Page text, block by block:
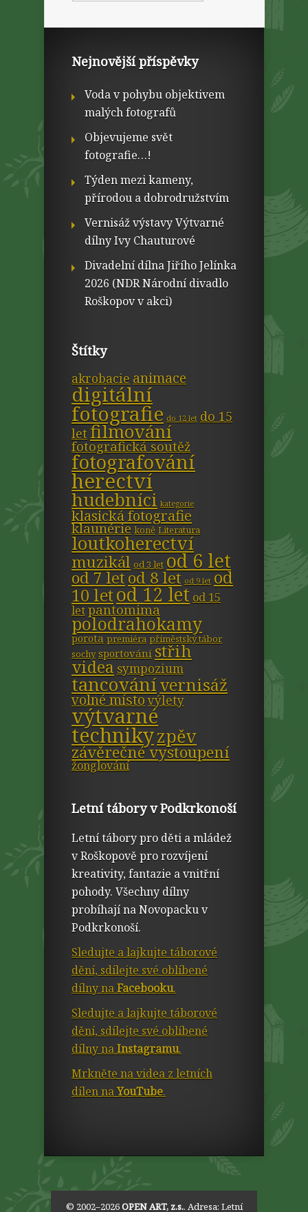
Nejnovější příspěvky
Voda v pohybu objektivem
malých fotografů
Objevujeme svět
fotografie…!
Týden mezi kameny,
přírodou a dobrodružstvím
Vernisáž výstavy Výtvarné
dílny Ivy Chauturové
Divadelní dílna Jiřího Jelínka
2026 (NDR Národní divadlo
Roškopov v akci)
Štítky
akrobacie animace
digitální
fotografie do 12 let do 15
let filmování
fotografická soutěž
fotografování
herectví
hudebníci kategorie
klasická fotografie
klaunérie koně Literatura
loutkoherectví
muzikál od 3 let od 6 let
od 7 letod 8 let od 9 let od
10 letod 12 let od 15
letpantomima
polodrahokamy
porota premiéra příměstský tábor
sochy sportování střih
videa sympozium
tancovánívernisáž
volné místovýlety
výtvarné
technikyzpěv
závěrečné vystoupení
žonglování
Letní tábory v Podkrkonoší
Letní tábory pro děti a mládež
v Roškopově pro rozvíjení
kreativity, fantazie a vnitřní
pohody. Všechny dílny
probíhají na Novopacku v
Podkrkonoší.
Sledujte a lajkujte táborové
dění, sdílejte své oblíbené
dílny naFacebooku.
Sledujte a lajkujte táborové
dění, sdílejte své oblíbené
dílny naInstagramu.
Mrkněte na videa z letních
dílen naYouTube.
© 2002–2026OPEN ART, z.s.. Adresa: Letní